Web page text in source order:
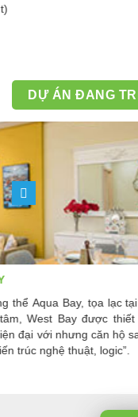
rộng 17ha, hai tòa
mang đến một phong
DỰ ÁN ĐANG
Các căn nhà phố
doanh riêng biệt tại
trọng tại các tầng trên
chủ nhân.